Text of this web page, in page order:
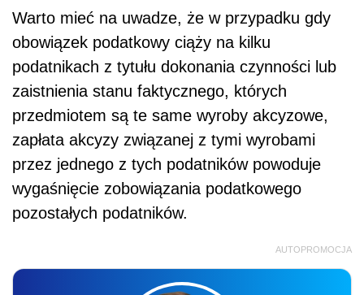
Warto mieć na uwadze, że w przypadku gdy
obowiązek podatkowy ciąży na kilku
podatnikach z tytułu dokonania czynności lub
zaistnienia stanu faktycznego, których
przedmiotem są te same wyroby akcyzowe,
zapłata akcyzy związanej z tymi wyrobami
przez jednego z tych podatników powoduje
wygaśnięcie zobowiązania podatkowego
pozostałych podatników.
AUTOPROMOCJA